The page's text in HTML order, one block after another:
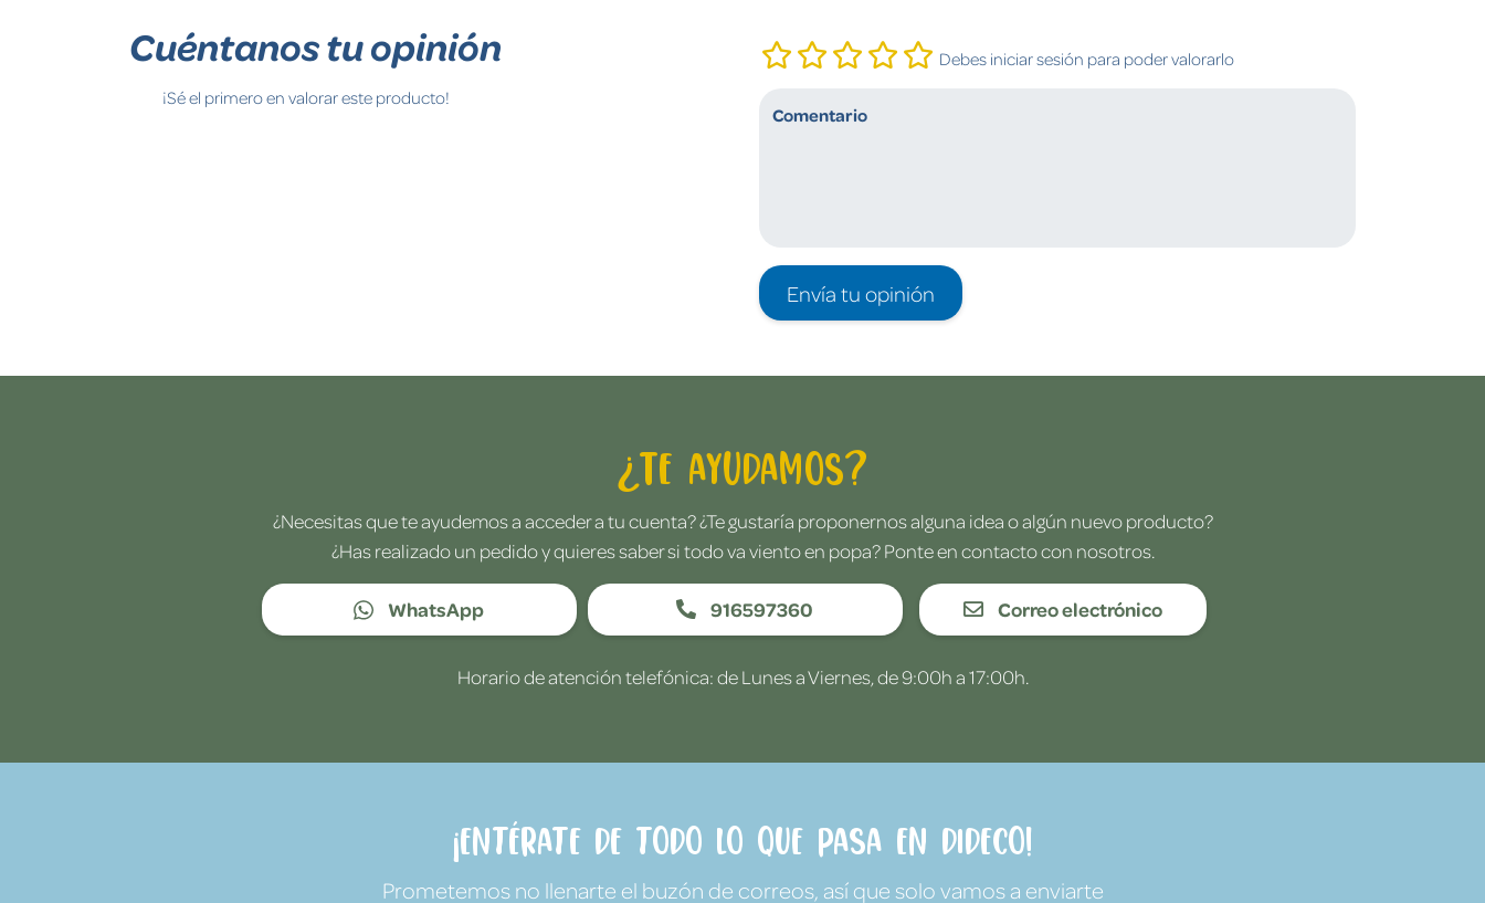
Cuéntanos tu opinión
¡Sé el primero en valorar este producto!
Debes iniciar sesión para poder valorarlo
Envía tu opinión
¿Te ayudamos?
¿Necesitas que te ayudemos a acceder a tu cuenta? ¿Te gustaría proponernos alguna idea o algún nuevo producto?
¿Has realizado un pedido y quieres saber si todo va viento en popa? Ponte en contacto con nosotros.
WhatsApp 916597360 Correo electrónico
Horario de atención telefónica: de Lunes a Viernes, de 9:00h a 17:00h.
¡Entérate de todo lo que pasa en Dideco!
Prometemos no llenarte el buzón de correos, así que solo vamos a enviarte